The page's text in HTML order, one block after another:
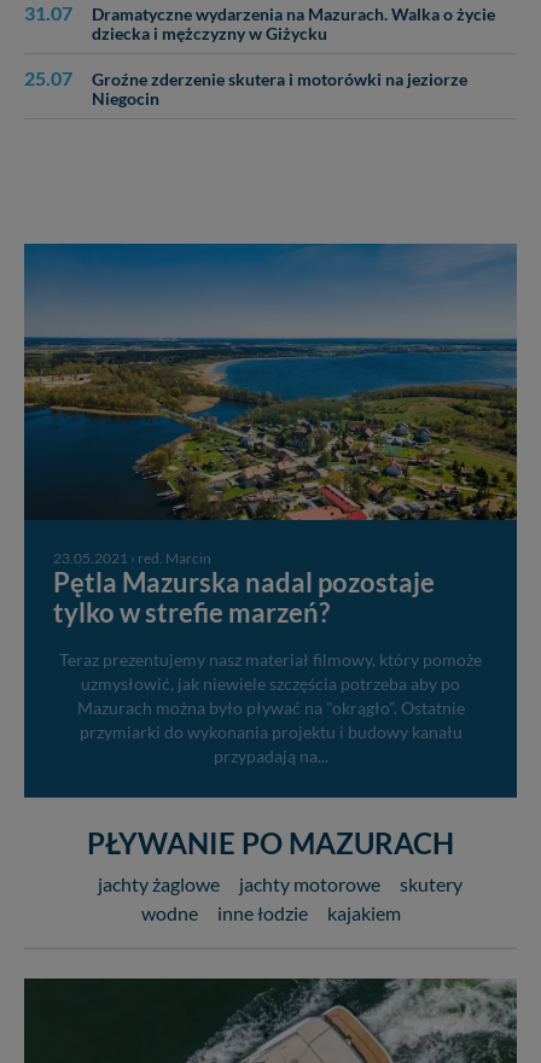
31.07
Dramatyczne wydarzenia na Mazurach. Walka o życie
dziecka i mężczyzny w Giżycku
25.07
Groźne zderzenie skutera i motorówki na jeziorze
Niegocin
23.05.2021 › red. Marcin
Pętla Mazurska nadal pozostaje
tylko w strefie marzeń?
Teraz prezentujemy nasz materiał filmowy, który pomoże
uzmysłowić, jak niewiele szczęścia potrzeba aby po
Mazurach można było pływać na "okrągło". Ostatnie
przymiarki do wykonania projektu i budowy kanału
przypadają na...
PŁYWANIE PO MAZURACH
jachty żaglowe jachty motorowe
skutery
wodne
inne łodzie kajakiem